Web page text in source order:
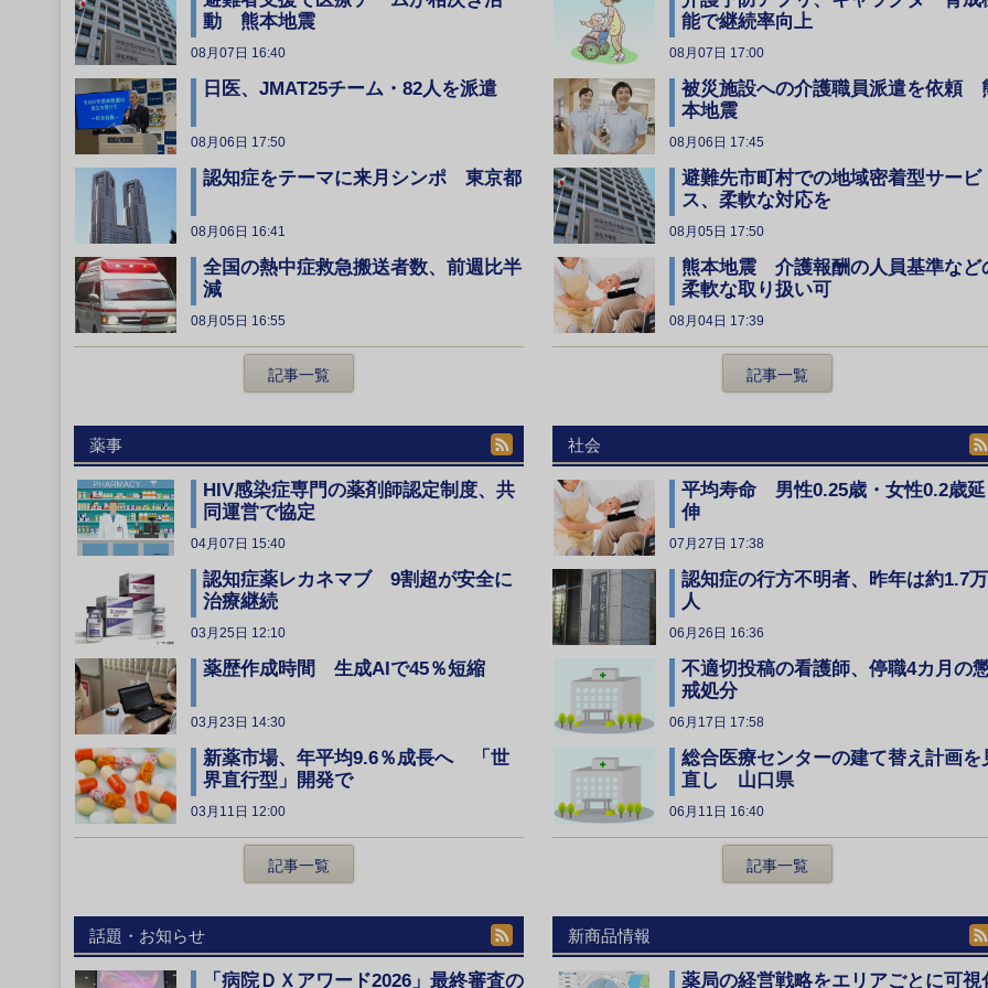
動 熊本地震
08月07日 16:40
日医、JMAT25チーム・82人を派遣
08月06日 17:50
認知症をテーマに来月シンポ 東京都
08月06日 16:41
全国の熱中症救急搬送者数、前週比半
減
08月05日 16:55
記事一覧
能で継続率向上
08月07日 17:00
被災施設への介護職員派遣を依頼
本地震
08月06日 17:45
避難先市町村での地域密着型サービ
ス、柔軟な対応を
08月05日 17:50
熊本地震 介護報酬の人員基準など
柔軟な取り扱い可
08月04日 17:39
記事一覧
薬事
HIV感染症専門の薬剤師認定制度、共
同運営で協定
04月07日 15:40
認知症薬レカネマブ 9割超が安全に
治療継続
03月25日 12:10
薬歴作成時間 生成AIで45％短縮
03月23日 14:30
新薬市場、年平均9.6％成長へ 「世
界直行型」開発で
03月11日 12:00
記事一覧
社会
平均寿命 男性0.25歳・女性0.2歳延
伸
07月27日 17:38
認知症の行方不明者、昨年は約1.7万
人
06月26日 16:36
不適切投稿の看護師、停職4カ月の
戒処分
06月17日 17:58
総合医療センターの建て替え計画を
直し 山口県
06月11日 16:40
記事一覧
話題・お知らせ
「病院ＤＸアワード2026」最終審査の
新商品情報
薬局の経営戦略をエリアごとに可視